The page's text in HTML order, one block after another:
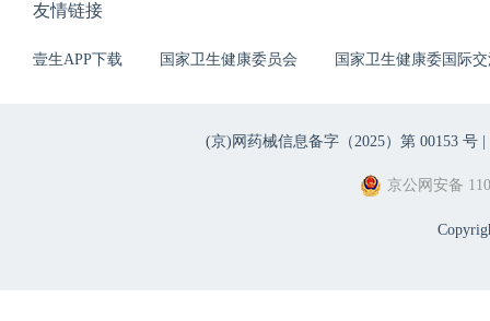
友情链接
壹生APP下载 国家卫生健康委员会 国家卫生健康委国际
(京)网药械信息备字（2025）第 00153 号 |
京公网安备